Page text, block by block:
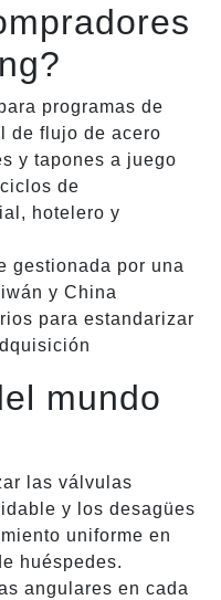
programas de
de flujo de acero
y tapones a juego
de
hotelero y
gestionada por una
y China
para estandarizar
mundo
las válvulas
y los desagües
uniforme en
huéspedes.
angulares en cada